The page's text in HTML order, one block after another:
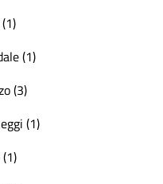
(1)
(3)
(1)